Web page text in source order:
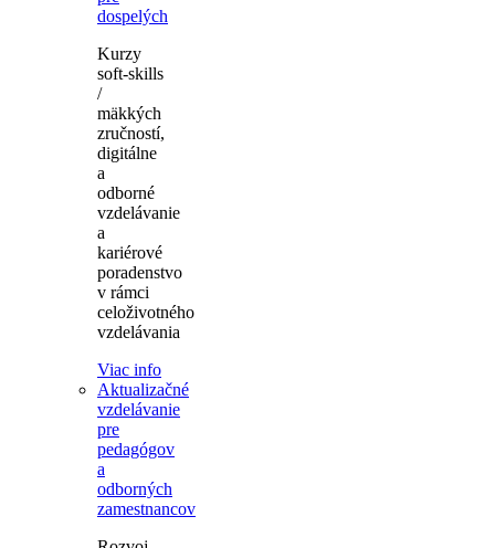
dospelých
Kurzy
soft-skills
/
mäkkých
zručností,
digitálne
a
odborné
vzdelávanie
a
kariérové
poradenstvo
v rámci
celoživotného
vzdelávania
Viac info
Aktualizačné
vzdelávanie
pre
pedagógov
a
odborných
zamestnancov